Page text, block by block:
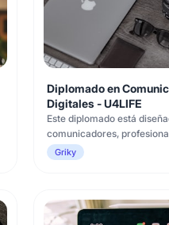
Diplomado en
Digitales - U4LIFE
Este diplomado está
comunicadores,
creadores de contenido
marketing en el uso
cautivador, el diseño e
Griky